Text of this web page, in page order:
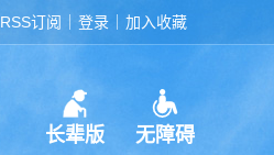
RSS订阅 登录 加入收藏
长辈版 无障碍